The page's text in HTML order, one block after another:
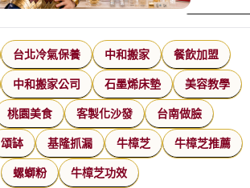
台北冷氣保養 中和搬家 餐飲加盟
中和搬家公司 石墨烯床墊 美容教學
桃園美食 客製化沙發 台南做臉
頌缽 基隆抓漏 牛樟芝 牛樟芝推薦
螺螄粉 牛樟芝功效